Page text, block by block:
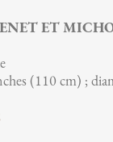
ET
(110 cm) ;